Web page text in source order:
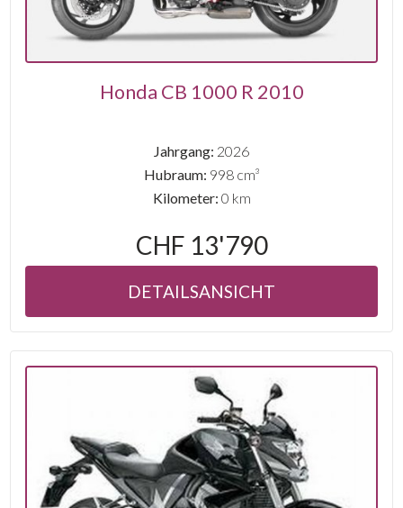
Honda CB 1000 R 2010
Jahrgang: 2026
Hubraum: 998 cm³
Kilometer: 0 km
CHF 13'790
DETAILSANSICHT